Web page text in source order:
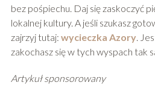
bez pośpiechu. Daj się zaskoczyć
lokalnej kultury. A jeśli szukasz
zajrzyj tutaj: wycieczka Azory.
zakochasz się w tych wyspach tak
Artykuł sponsorowany